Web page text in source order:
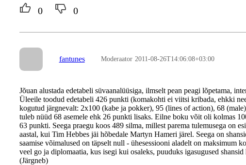
0 0
fantunes Moderaator 2011-08-26T14:06:08+03:00
Jõuan alustada edetabeli süvaanalüüsiga, ilmselt pean peagi lõpetama,
Üleeile toodud edetabeli 426 punkti (komakohti ei viitsi kribada, ehkki
kogutud järgnevalt: 2x100 (kabe ja pokker), 95 (lines of action), 68
tuleb nüüd 68 asemele ehk 26 punkti lisaks. Eilne boku võit oli kolmas
63 punkti. Seega praegu koos 489 silma, millest parema tulemusega on
aastal, kui Tim Hebbes jäi hõbedale Martyn Hameri järel. Seega on
saamise võimalused on täpselt null - ühesessiooni aladelt on maksimum
veel go ja diplomaatia, kus isegi kui osaleks, puuduks igasugused shansid
(Järgneb)